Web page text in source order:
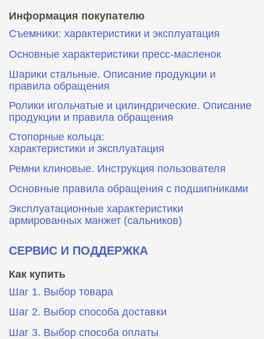
Информация покупателю
Съемники: характеристики и эксплуатация
Основные характеристики пресс‑масленок
Шарики стальные. Описание продукции и
правила обращения
Ролики игольчатые и цилиндрические. Описание
продукции и правила обращения
Стопорные кольца:
характеристики и эксплуатация
Ремни клиновые. Инструкция пользователя
Основные правила обращения с подшипниками
Эксплуатационные характеристики
армированных манжет (сальников)
СЕРВИС И ПОДДЕРЖКА
Как купить
Шаг 1. Выбор товара
Шаг 2. Выбор способа доставки
Шаг 3. Выбор способа оплаты